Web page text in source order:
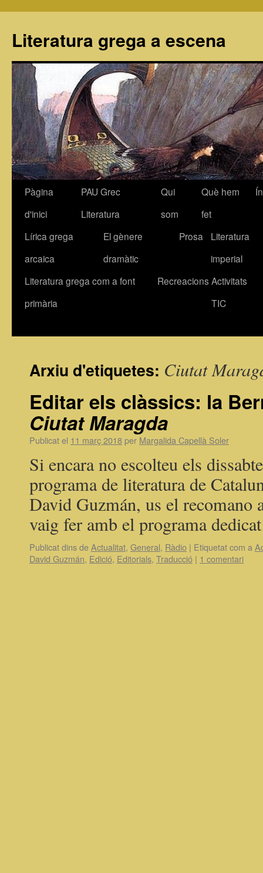
Literatura grega a escena
Vés
contingut
Pàgina
d'inici
PAU Grec
Literatura
Qui
som
Què hem
fet
Lírica grega
arcaica
El gènere
dramàtic
Prosa
Literatura
imperial
Literatura grega com a font
primària
Recreacions Activitats
TIC
Arxiu d'etiquetes: Ciutat
Editar els clàssics: la
Ciutat Maragda
Publicat el 11 març 2018 per Margalida Capellà Soler
Si encara no escolteu els
programa de literatura de
David Guzmán, us el recomano
vaig fer amb el programa
Publicat dins deActualitat, General, Ràdio | Etiquetat com a
David Guzmán, Edició, Editorials, Traducció | 1 comentari